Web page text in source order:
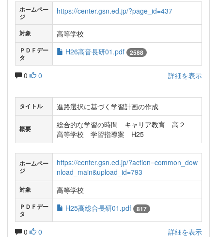
ホームペー
ジ
https://center.gsn.ed.jp/?page_id=437
対象 高等学校
ＰＤＦデー
タ
H26高音長研01.pdf 2588
0 0 詳細を表示
タイトル 進路選択に基づく学習計画の作成
概要
総合的な学習の時間 キャリア教育 高２
高等学校 学習指導案 H25
ホームペー
ジ
https://center.gsn.ed.jp/?action=common_dow
nload_main&upload_id=793
対象 高等学校
ＰＤＦデー
タ
H25高総合長研01.pdf 817
0 0 詳細を表示